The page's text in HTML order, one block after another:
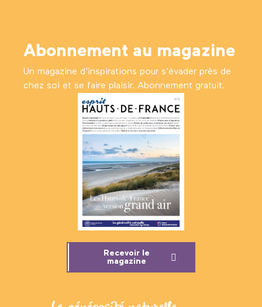
Abonnement au magazine
Un magazine d’inspirations pour s'évader près de
chez soi et se faire plaisir. Abonnement gratuit.
Recevoir le
magazine